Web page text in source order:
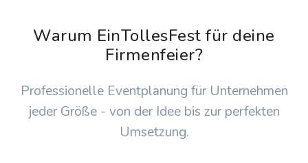
Warum EinTollesFest für deine
Firmenfeier?
Professionelle Eventplanung für Unternehmen
jeder Größe - von der Idee bis zur perfekten
Umsetzung.